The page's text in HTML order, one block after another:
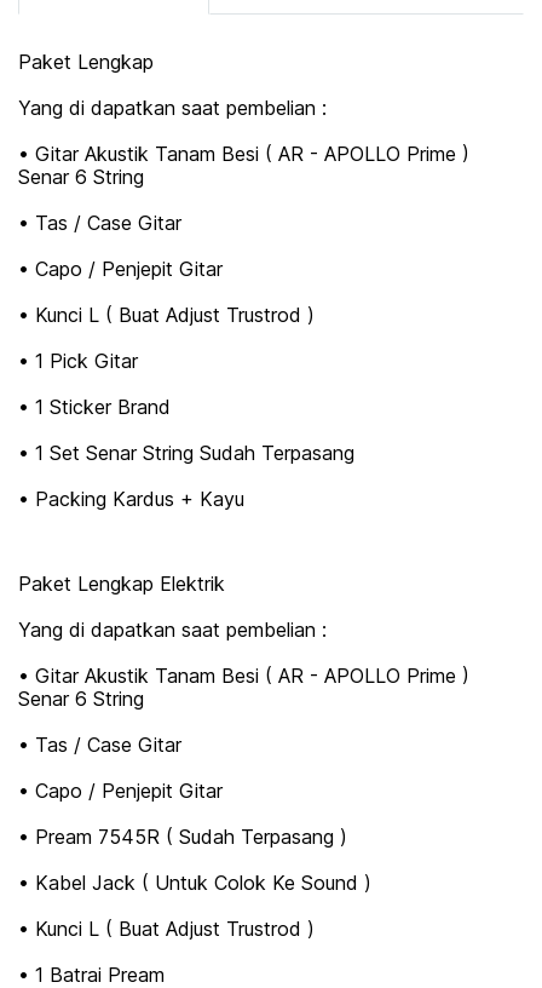
Paket Lengkap
Yang di dapatkan saat pembelian :
• Gitar Akustik Tanam Besi ( AR - APOLLO Prime )
Senar 6 String
• Tas / Case Gitar
• Capo / Penjepit Gitar
• Kunci L ( Buat Adjust Trustrod )
• 1 Pick Gitar
• 1 Sticker Brand
• 1 Set Senar String Sudah Terpasang
• Packing Kardus + Kayu
Paket Lengkap Elektrik
Yang di dapatkan saat pembelian :
• Gitar Akustik Tanam Besi ( AR - APOLLO Prime )
Senar 6 String
• Tas / Case Gitar
• Capo / Penjepit Gitar
• Pream 7545R ( Sudah Terpasang )
• Kabel Jack ( Untuk Colok Ke Sound )
• Kunci L ( Buat Adjust Trustrod )
• 1 Batrai Pream